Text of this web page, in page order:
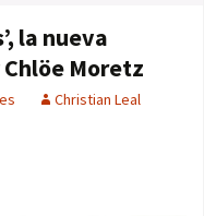
la nueva
Moretz
Christian Leal